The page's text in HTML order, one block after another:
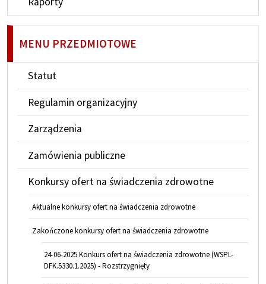
MENU PRZEDMIOTOWE
Statut
Regulamin organizacyjny
Zarządzenia
Zamówienia publiczne
Konkursy ofert na świadczenia zdrowotne
Aktualne konkursy ofert na świadczenia zdrowotne
Zakończone konkursy ofert na świadczenia zdrowotne
24-06-2025 Konkurs ofert na świadczenia zdrowotne (WSPL-
DFK.5330.1.2025) - Rozstrzygnięty